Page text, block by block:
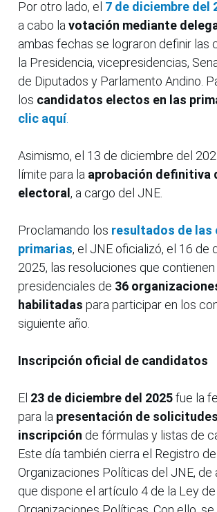
Por otro lado, el 7 de diciembre del
a cabo la votación mediante
ambas fechas se lograron definir las
la Presidencia, vicepresidencias,
de Diputados y Parlamento Andino.
los candidatos electos en las
clic aquí.
Asimismo, el 13 de diciembre del
límite para la aprobación definitiva
electoral , a cargo del JNE.
Proclamando los resultados de las
primarias, el JNE oficializó, el 16 de
2025, las resoluciones que
presidenciales de 36
habilitadas para participar en los
siguiente año.
Inscripción oficial de candidatos
El 23 de diciembre del 2025fue la
para la presentación de
inscripción de fórmulas y listas de
Este día también cierra el Registro de
Organizaciones Políticas del JNE, de
que dispone el artículo 4 de la Ley de